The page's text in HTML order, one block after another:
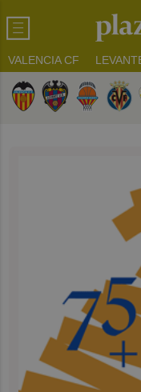
VALENCIA CF